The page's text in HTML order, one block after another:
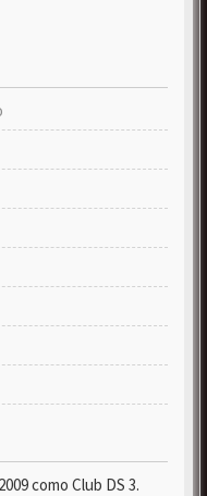
como Club DS 3.